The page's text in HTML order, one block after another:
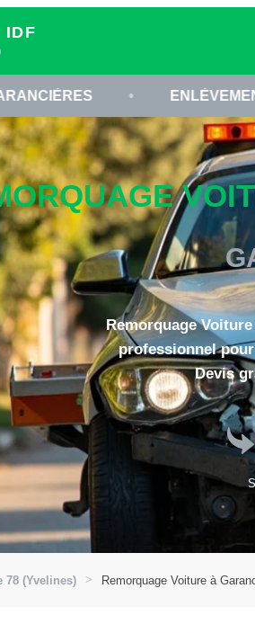
IDF
• ENLÈVEMENT VÉHICULE
Remorquage
professionnel
Devis
78 (Yvelines) Remorquage Voiture à